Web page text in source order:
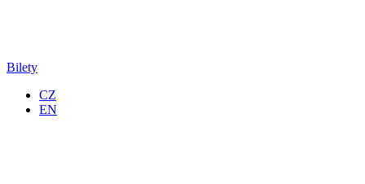
Bilety
CZ
EN